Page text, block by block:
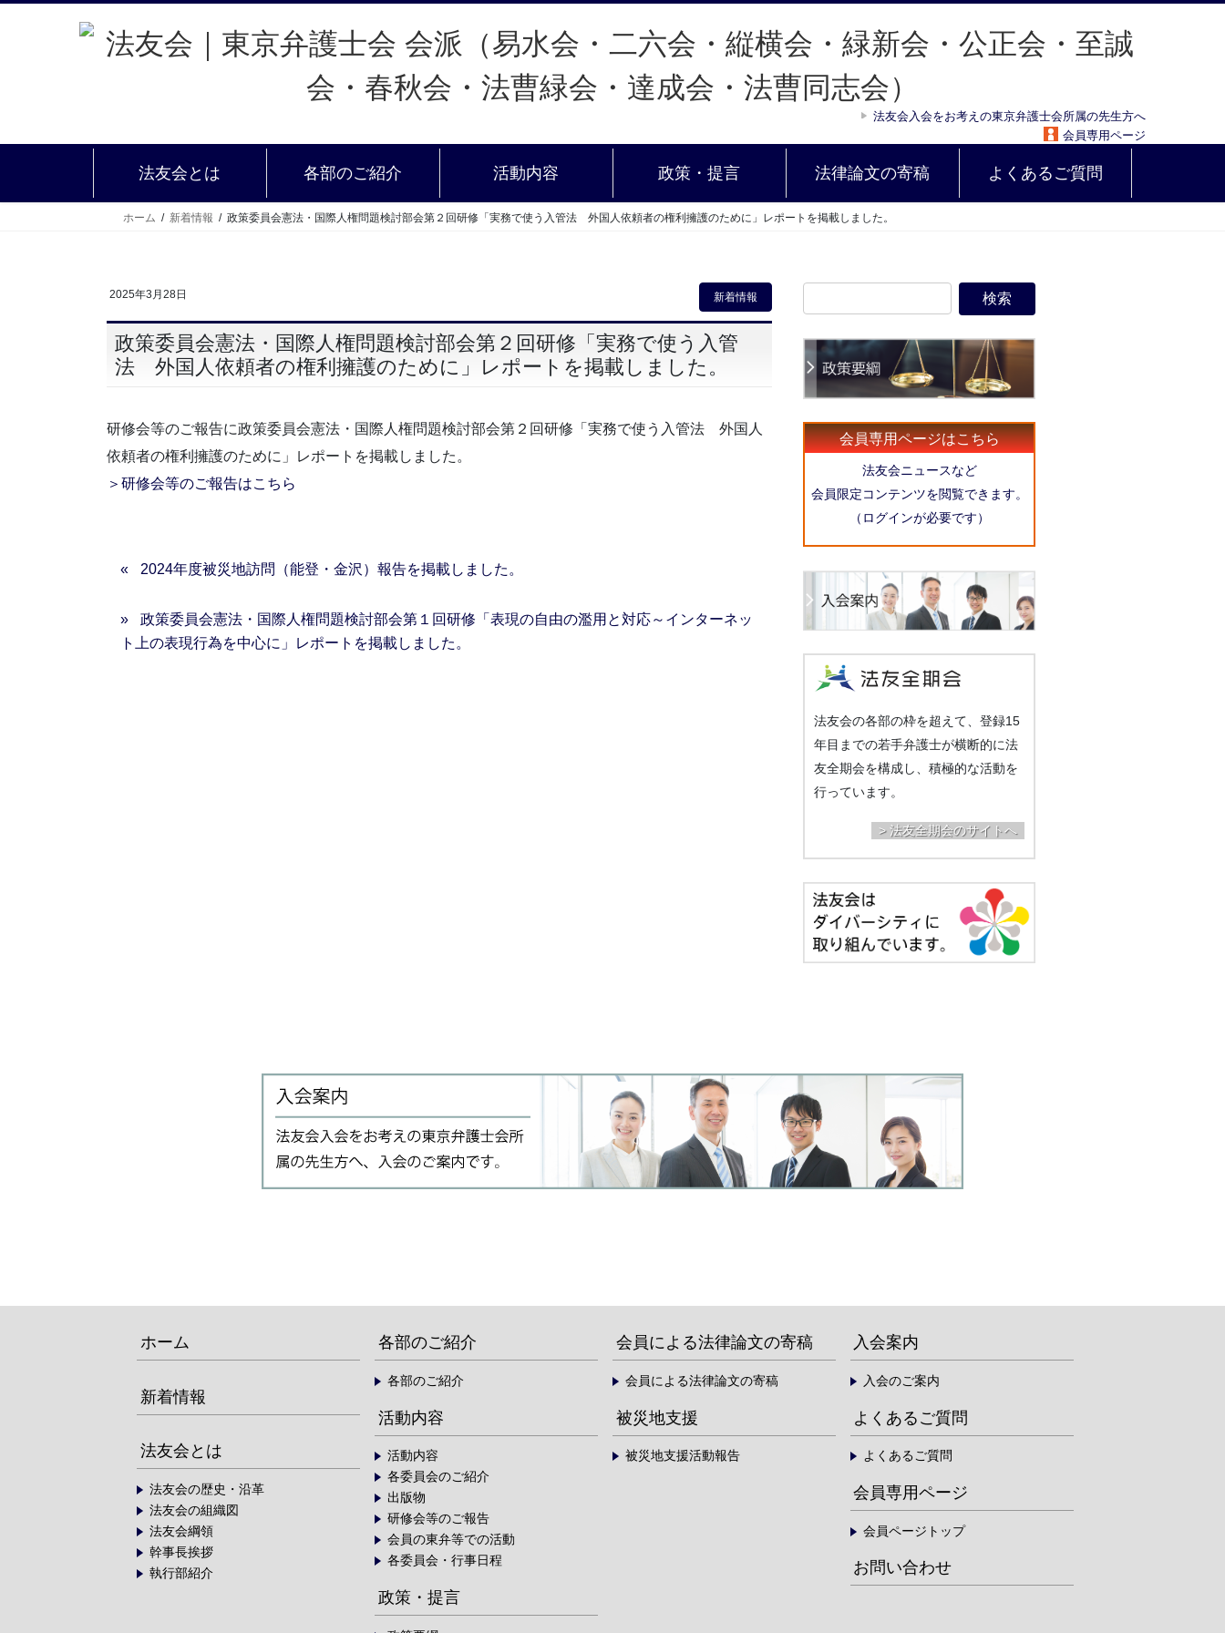
法友会入会をお考えの東京弁護士会所属の先生方へ
会員専用ページ
法友会とは 各部のご紹介 活動内容 政策・提言 法律論文の寄稿 よくあるご質問
ホーム 新着情報 政策委員会憲法・国際人権問題検討部会第２回研修「実務で使う入管法 外国人依頼者の権利擁護のために」レポートを掲載しました。
2025年3月28日 新着情報
政策委員会憲法・国際人権問題検討部会第２回研修「実務で使う入管
法 外国人依頼者の権利擁護のために」レポートを掲載しました。
研修会等のご報告に政策委員会憲法・国際人権問題検討部会第２回研修「実務で使う入管法 外国人
依頼者の権利擁護のために」レポートを掲載しました。
＞研修会等のご報告はこちら
2024年度被災地訪問（能登・金沢）報告を掲載しました。
政策委員会憲法・国際人権問題検討部会第１回研修「表現の自由の濫用と対応～インターネッ
ト上の表現行為を中心に」レポートを掲載しました。
会員専用ページはこちら
法友会ニュースなど
会員限定コンテンツを閲覧できます。
（ログインが必要です）
法友会の各部の枠を超えて、登録15
年目までの若手弁護士が横断的に法
友全期会を構成し、積極的な活動を
行っています。
> 法友全期会のサイトへ
ホーム
新着情報
法友会とは
法友会の歴史・沿革
法友会の組織図
法友会綱領
幹事長挨拶
執行部紹介
各部のご紹介
各部のご紹介
活動内容
活動内容
各委員会のご紹介
出版物
研修会等のご報告
会員の東弁等での活動
各委員会・行事日程
政策・提言
会員による法律論文の寄稿
会員による法律論文の寄稿
被災地支援
被災地支援活動報告
入会案内
入会のご案内
よくあるご質問
よくあるご質問
会員専用ページ
会員ページトップ
お問い合わせ